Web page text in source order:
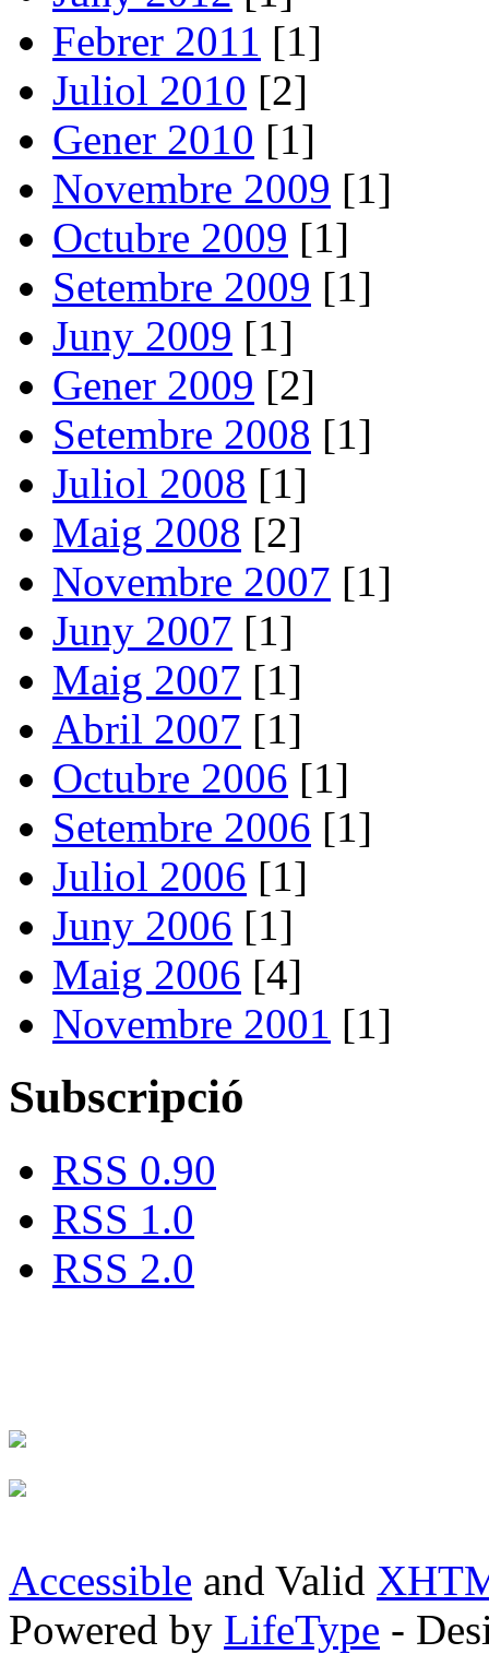
Febrer 2011 [1]
Juliol 2010 [2]
Gener 2010 [1]
Novembre 2009 [1]
Octubre 2009 [1]
Setembre 2009 [1]
Juny 2009 [1]
Gener 2009 [2]
Setembre 2008 [1]
Juliol 2008 [1]
Maig 2008 [2]
Novembre 2007 [1]
Juny 2007 [1]
Maig 2007 [1]
Abril 2007 [1]
Octubre 2006 [1]
Setembre 2006 [1]
Juliol 2006 [1]
Juny 2006 [1]
Maig 2006 [4]
Novembre 2001 [1]
Subscripció
RSS 0.90
RSS 1.0
RSS 2.0
Accessible and Valid
Powered by LifeType -